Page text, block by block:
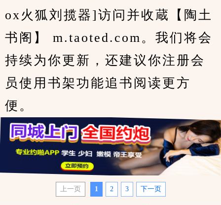
ox火狐刘揽器]访问并收蔵【陶土
书阁】 m.taoted.com。我们将会
持续为你更新，还建议你注册会
员使用书架功能追书阅读更方
便。
上一页 1 2 3 下一页